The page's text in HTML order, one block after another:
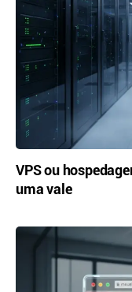
VPS ou
uma vale